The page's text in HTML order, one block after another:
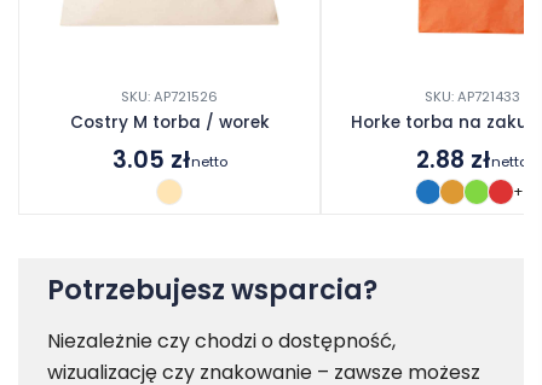
SKU: AP721526
Costry M torba / worek
3.05 złnetto
SKU: AP721433
Horke torba na
2.88 złnetto
+1
Potrzebujesz wsparcia?
Niezależnie czy chodzi o dostępność,
wizualizację czy znakowanie – zawsze możesz